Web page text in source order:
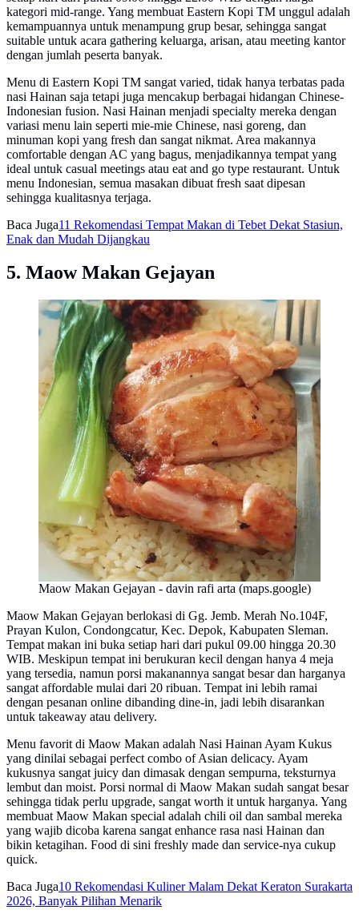
kategori mid-range. Yang membuat Eastern Kopi TM unggul adalah
kemampuannya untuk menampung grup besar, sehingga sangat
suitable untuk acara gathering keluarga, arisan, atau meeting kantor
dengan jumlah peserta banyak.
Menu di Eastern Kopi TM sangat varied, tidak hanya terbatas pada
nasi Hainan saja tetapi juga mencakup berbagai hidangan Chinese-
Indonesian fusion. Nasi Hainan menjadi specialty mereka dengan
variasi menu lain seperti mie-mie Chinese, nasi goreng, dan
minuman kopi yang fresh dan sangat nikmat. Area makannya
comfortable dengan AC yang bagus, menjadikannya tempat yang
ideal untuk casual meetings atau eat and go type restaurant. Untuk
menu Indonesian, semua masakan dibuat fresh saat dipesan
sehingga kualitasnya terjaga.
Baca Juga11 Rekomendasi Tempat Makan di Tebet Dekat Stasiun,
Enak dan Mudah Dijangkau
5. Maow Makan Gejayan
Maow Makan Gejayan - davin rafi arta (maps.google)
Maow Makan Gejayan berlokasi di Gg. Jemb. Merah No.104F,
Prayan Kulon, Condongcatur, Kec. Depok, Kabupaten Sleman.
Tempat makan ini buka setiap hari dari pukul 09.00 hingga 20.30
WIB. Meskipun tempat ini berukuran kecil dengan hanya 4 meja
yang tersedia, namun porsi makanannya sangat besar dan harganya
sangat affordable mulai dari 20 ribuan. Tempat ini lebih ramai
dengan pesanan online dibanding dine-in, jadi lebih disarankan
untuk takeaway atau delivery.
Menu favorit di Maow Makan adalah Nasi Hainan Ayam Kukus
yang dinilai sebagai perfect combo of Asian delicacy. Ayam
kukusnya sangat juicy dan dimasak dengan sempurna, teksturnya
lembut dan moist. Porsi normal di Maow Makan sudah sangat besar
sehingga tidak perlu upgrade, sangat worth it untuk harganya. Yang
membuat Maow Makan special adalah chili oil dan sambal mereka
yang wajib dicoba karena sangat enhance rasa nasi Hainan dan
bikin ketagihan. Food di sini freshly made dan service-nya cukup
quick.
Baca Juga10 Rekomendasi Kuliner Malam Dekat Keraton Surakarta
2026, Banyak Pilihan Menarik